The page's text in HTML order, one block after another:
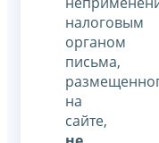
налоговым
органом
письма,
на
сайте,